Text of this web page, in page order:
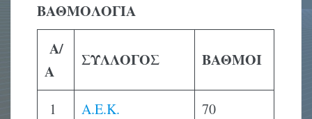
ΒΑΘΜΟΛΟΓΙΑ
Α/
Α
ΣΥΛΛΟΓΟΣ ΒΑΘΜΟΙ
1 Α.Ε.Κ.
70